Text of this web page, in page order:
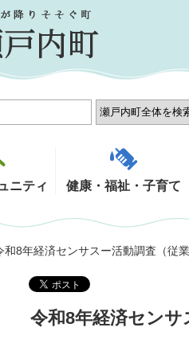
ニティ 健康・福祉・子育て
和8年経済センサスー活動調査（従業
令和8年経済センサ